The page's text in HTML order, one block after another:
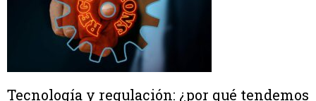
Tecnología y regulación: ¿por qué tendemos